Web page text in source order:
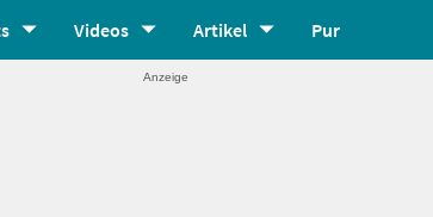
Videos Artikel Pur